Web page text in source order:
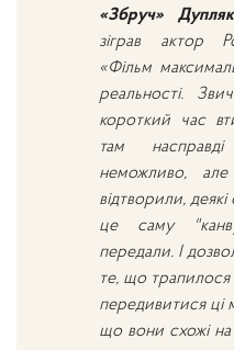
«Збруч» Дупляк
зіграв актор
«Фільм
реальності.
короткий час
там
неможливо,
відтворили,
це саму
передали. І
те, що
передивитися ці
що вони схожі